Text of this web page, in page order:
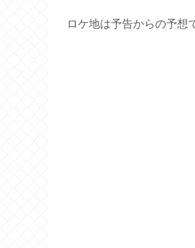
ロケ地は予告からの予想